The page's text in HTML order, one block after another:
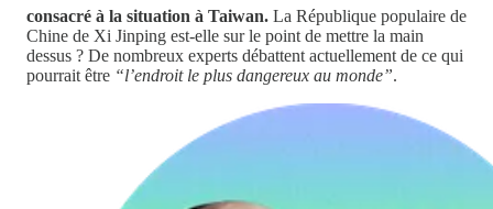
consacré à la situation à Taiwan. La République populaire de
Chine de Xi Jinping est-elle sur le point de mettre la main
dessus ? De nombreux experts débattent actuellement de ce qui
pourrait être “l’endroit le plus dangereux au monde”.